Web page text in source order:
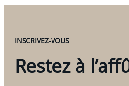
INSCRIVEZ-VOUS
Restez à